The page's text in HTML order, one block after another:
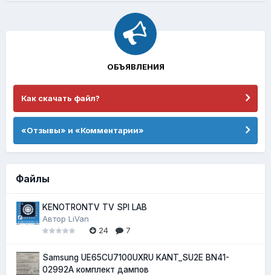
ОБЪЯВЛЕНИЯ
Как скачать файл?
«Отзывы» и «Комментарии»
Файлы
KENOTRONTV TV SPI LAB
Автор LiVan
24
7
Samsung UE65CU7100UXRU KANT_SU2E BN41-
02992A комплект дампов